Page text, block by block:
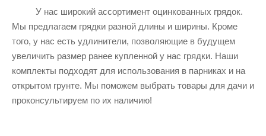
У нас широкий ассортимент оцинкованных грядок.
Мы предлагаем грядки разной длины и ширины. Кроме
того, у нас есть удлинители, позволяющие в будущем
увеличить размер ранее купленной у нас грядки. Наши
комплекты подходят для использования в парниках и на
открытом грунте. Мы поможем выбрать товары для дачи и
проконсультируем по их наличию!